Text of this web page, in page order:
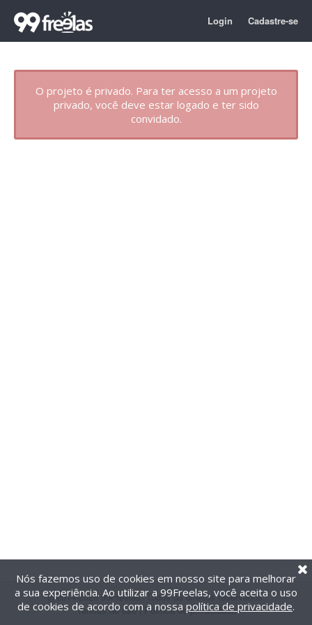
Login Cadastre-se
O projeto é privado. Para ter acesso a um projeto
privado, você deve estar logado e ter sido
convidado.
@2014-2026 99Freelas. Todos os direitos reservados.
Termos de uso| Política de privacidade
Nós fazemos uso de cookies em nosso site para melhorar
a sua experiência. Ao utilizar a 99Freelas, você aceita o uso
de cookies de acordo com a nossa política de privacidade.